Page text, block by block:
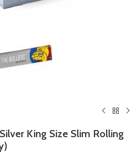
King Size Slim Rolling